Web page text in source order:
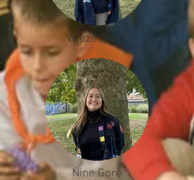
Wieze Mees
Nine Gore